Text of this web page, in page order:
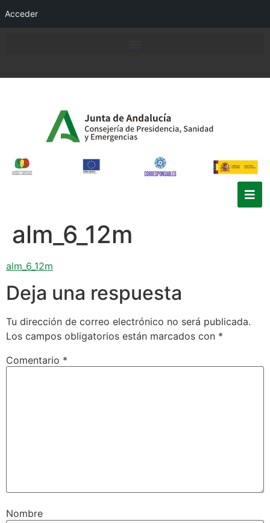
Acceder
alm_6_12m
alm_6_12m
Deja una respuesta
Tu dirección de correo electrónico no será publicada.
Los campos obligatorios están marcados con *
Comentario *
Nombre